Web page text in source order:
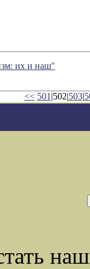
их и наш"
<< 501 |502|503|